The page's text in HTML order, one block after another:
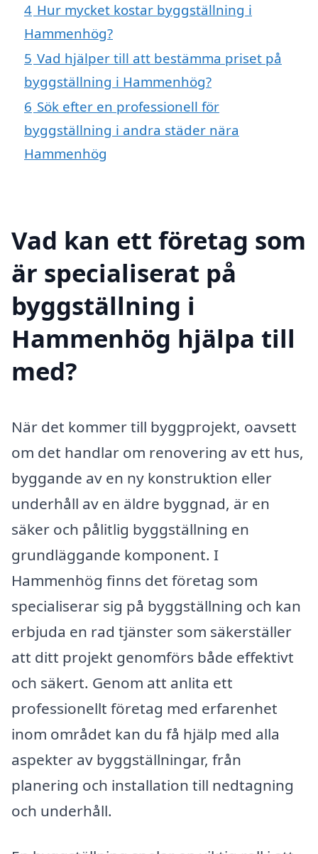
4 Hur mycket kostar byggställning i
Hammenhög?
5 Vad hjälper till att bestämma priset på
byggställning i Hammenhög?
6 Sök efter en professionell för
byggställning i andra städer nära
Hammenhög
Vad kan ett företag som
är specialiserat på
byggställning i
Hammenhög hjälpa till
med?
När det kommer till byggprojekt, oavsett
om det handlar om renovering av ett hus,
byggande av en ny konstruktion eller
underhåll av en äldre byggnad, är en
säker och pålitlig byggställning en
grundläggande komponent. I
Hammenhög finns det företag som
specialiserar sig på byggställning och kan
erbjuda en rad tjänster som säkerställer
att ditt projekt genomförs både effektivt
och säkert. Genom att anlita ett
professionellt företag med erfarenhet
inom området kan du få hjälp med alla
aspekter av byggställningar, från
planering och installation till nedtagning
och underhåll.